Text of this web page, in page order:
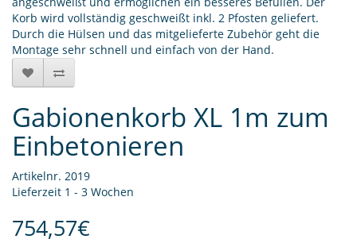
Korb wird vollständig geschweißt inkl. 2 Pfosten geliefert.
Durch die Hülsen und das mitgelieferte Zubehör geht die
Montage sehr schnell und einfach von der Hand.
Gabionenkorb XL 1m zum
Einbetonieren
Artikelnr. 2019
Lieferzeit 1 - 3 Wochen
754,57€